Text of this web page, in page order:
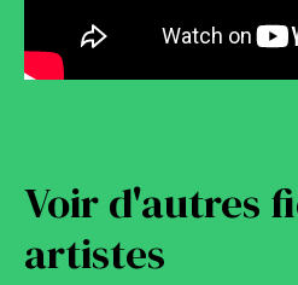
Voir d'autres
artistes